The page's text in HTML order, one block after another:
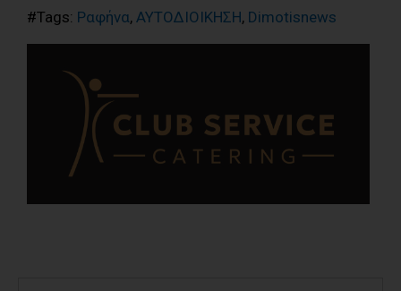
#Tags: Ραφήνα, ΑΥΤΟΔΙΟΙΚΗΣΗ, Dimotisnews